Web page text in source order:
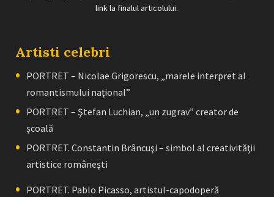
link la finalul articolului.
Artisti celebri
PORTRET – Nicolae Grigorescu, „marele interpret al
romantismului naţional”
PORTRET – Ştefan Luchian, „un zugrav” creator de
școală
PORTRET. Constantin Brâncuşi – simbol al creativităţii
artistice româneşti
PORTRET. Pablo Picasso, artistul-capodoperă